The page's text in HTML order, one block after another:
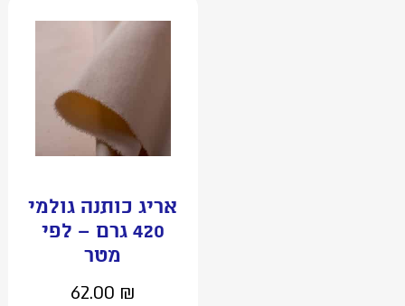
אריג כותנה גולמי
420 גרם – לפי
מטר
62.00₪